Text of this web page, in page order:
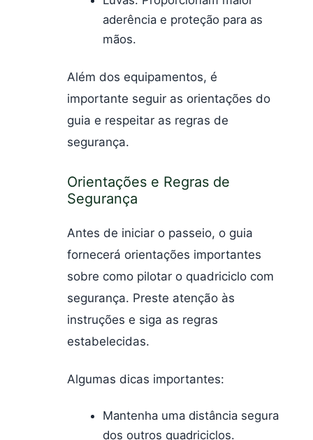
aderência e proteção para as
mãos.
Além dos equipamentos, é
importante seguir as orientações do
guia e respeitar as regras de
segurança.
Orientações e Regras de
Segurança
Antes de iniciar o passeio, o guia
fornecerá orientações importantes
sobre como pilotar o quadriciclo com
segurança. Preste atenção às
instruções e siga as regras
estabelecidas.
Algumas dicas importantes:
Mantenha uma distância segura
dos outros quadriciclos.